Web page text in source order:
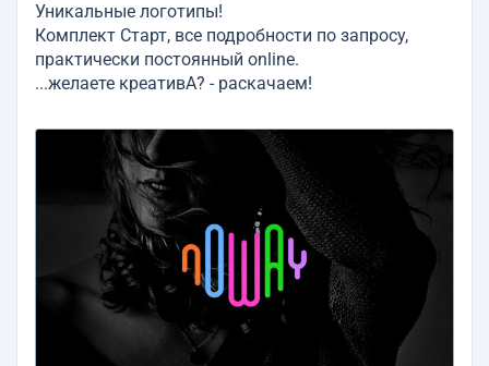
Уникальные логотипы!
Комплект Старт, все подробности по запросу,
практически постоянный online.
...желаете креативА? - раскачаем!